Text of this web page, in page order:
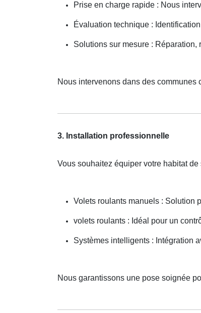
Prise en charge rapide : Nous
Évaluation technique :
Solutions sur mesure :
Nous intervenons dans des communes
3. Installation professionnelle
Vous souhaitez équiper votre habitat
Volets roulants manuels : Solution
volets roulants : Idéal pour un
Systèmes intelligents : Intégration
Nous garantissons une pose soignée